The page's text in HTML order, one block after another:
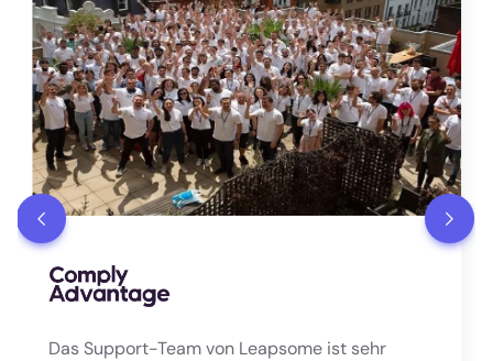
Das Support-Team von Leapsome ist sehr